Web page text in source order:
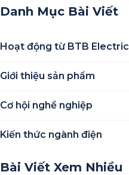
Danh Mục Bài Viết
Hoạt động từ BTB Electric
Giới thiệu sản phẩm
Cơ hội nghề nghiệp
Kiến thức ngành điện
Bài Viết Xem Nhiều